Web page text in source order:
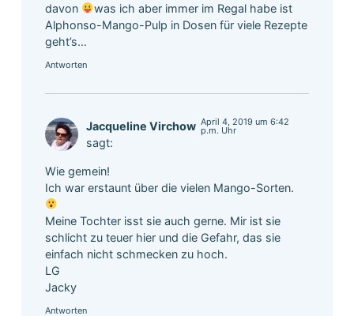
davon
was ich aber immer im Regal habe ist
Alphonso-Mango-Pulp in Dosen für viele Rezepte
geht’s…
Antworten
Jacqueline Virchow
sagt:
April 4, 2019 um 6:42
p.m. Uhr
Wie gemein!
Ich war erstaunt über die vielen Mango-Sorten.
Meine Tochter isst sie auch gerne. Mir ist sie
schlicht zu teuer hier und die Gefahr, das sie
einfach nicht schmecken zu hoch.
LG
Jacky
Antworten